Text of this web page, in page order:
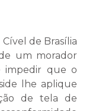
de Brasília
um morador
impedir que o
lhe aplique
de tela de